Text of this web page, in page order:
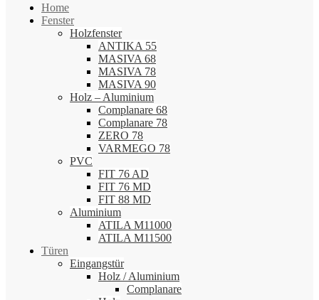
Home
Fenster
Holzfenster
ANTIKA 55
MASIVA 68
MASIVA 78
MASIVA 90
Holz – Aluminium
Complanare 68
Complanare 78
ZERO 78
VARMEGO 78
PVC
FIT 76 AD
FIT 76 MD
FIT 88 MD
Aluminium
ATILA M11000
ATILA M11500
Türen
Eingangstür
Holz / Aluminium
Complanare